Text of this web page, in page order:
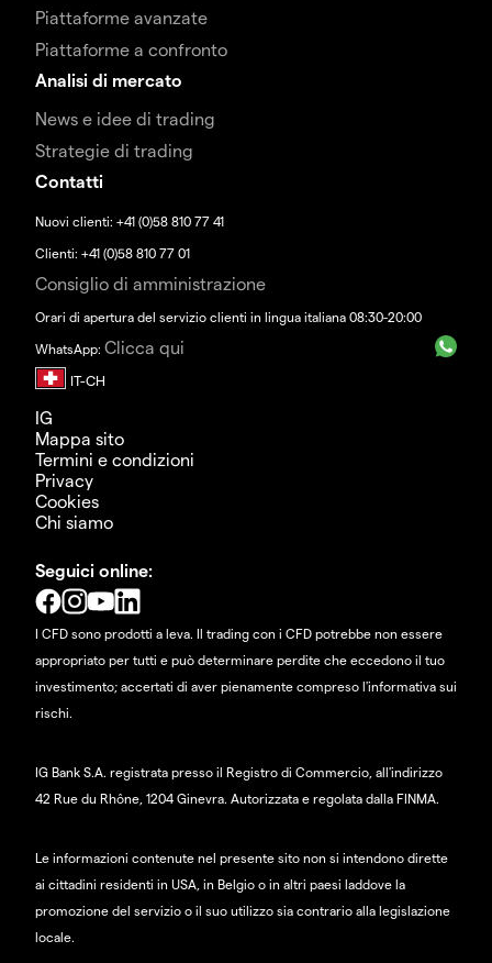
Piattaforme avanzate
Piattaforme a confronto
Analisi di mercato
News e idee di trading
Strategie di trading
Contatti
Nuovi clienti: +41 (0)58 810 77 41
Clienti: +41 (0)58 810 77 01
Consiglio di amministrazione
Orari di apertura del servizio clienti in lingua italiana 08:30-20:00
WhatsApp: Clicca qui
IG
Mappa sito
Termini e condizioni
Privacy
Cookies
Chi siamo
Seguici online:
I CFD sono prodotti a leva. Il trading con i CFD potrebbe non essere
appropriato per tutti e può determinare perdite che eccedono il tuo
investimento; accertati di aver pienamente compreso l'informativa sui
rischi.
IG Bank S.A. registrata presso il Registro di Commercio, all'indirizzo
42 Rue du Rhône, 1204 Ginevra. Autorizzata e regolata dalla FINMA.
Le informazioni contenute nel presente sito non si intendono dirette
ai cittadini residenti in USA, in Belgio o in altri paesi laddove la
promozione del servizio o il suo utilizzo sia contrario alla legislazione
locale.